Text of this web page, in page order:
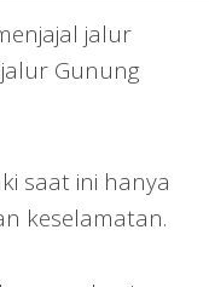
jalur
Gunung
saat ini hanya
keselamatan.